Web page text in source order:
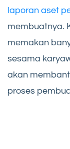
laporan aset
membuatnya.
memakan
sesama
akan
proses